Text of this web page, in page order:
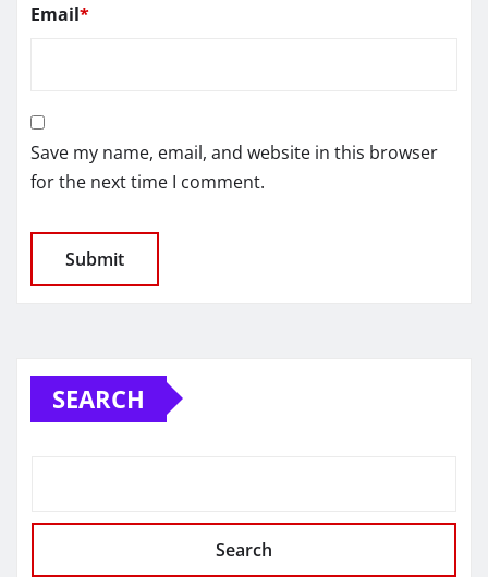
Email*
Save my name, email, and website in this browser
for the next time I comment.
SEARCH
Search